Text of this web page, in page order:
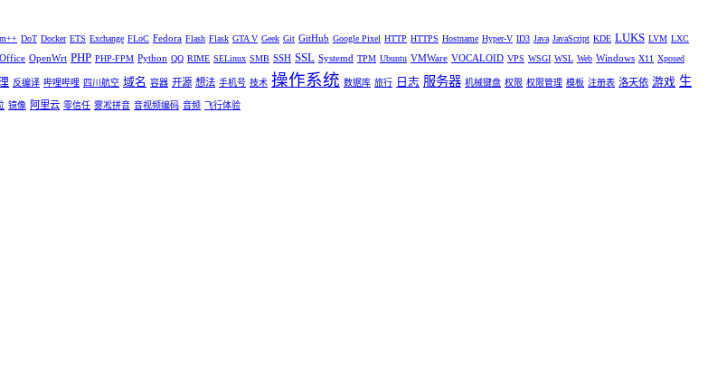
DoT Docker ETS Exchange FLoC Fedora Flash Flask GTA V Geek Git GitHub Google Pixel HTTP HTTPS Hostname Hyper-V ID3 Java JavaScript KDE LUKS LVM LXC
Office OpenWrt PHP PHP-FPM Python QQ RIME SELinux SMB SSH SSL Systemd TPM Ubuntu VMWare VOCALOID VPS WSGI WSL Web Windows X11 Xposed
反编译 哔哩哔哩 四川航空 域名 容器 开源 想法 手机号 技术 操作系统 数据库 旅行 日志 服务器 机械键盘 权限 权限管理 模板 注册表 洛天依 游戏 生
镜像 阿里云 零信任 雾凇拼音 音视频编码 音频 飞行体验